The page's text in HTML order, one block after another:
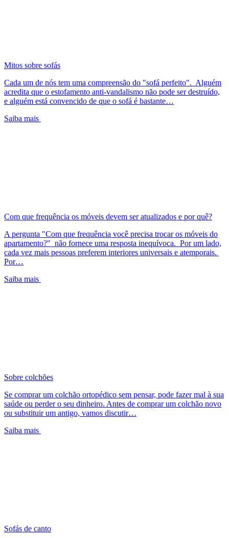
Mitos sobre sofás
Cada um de nós tem uma compreensão do "sofá perfeito". Alguém
acredita que o estofamento anti-vandalismo não pode ser destruído,
e alguém está convencido de que o sofá é bastante…
Saiba mais
Com que frequência os móveis devem ser atualizados e por quê?
A pergunta "Com que frequência você precisa trocar os móveis do
apartamento?" não fornece uma resposta inequívoca. Por um lado,
cada vez mais pessoas preferem interiores universais e atemporais.
Por…
Saiba mais
Sobre colchões
Se comprar um colchão ortopédico sem pensar, pode fazer mal à sua
saúde ou perder o seu dinheiro. Antes de comprar um colchão novo
ou substituir um antigo, vamos discutir…
Saiba mais
Sofás de canto